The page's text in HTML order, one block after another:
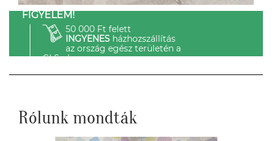
FIGYELEM!
50 000 Ft felett
INGYENESházhozszállítás
az ország egész területén a
GLS-el.
Rólunk mondták